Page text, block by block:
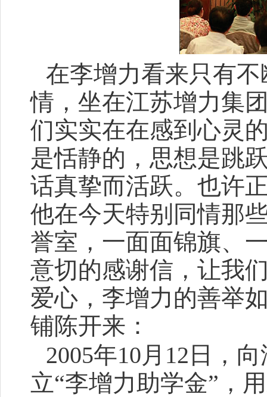
在李增力看来只有
情，坐在江苏增力集
们实实在在感到心灵
是恬静的，思想是跳
话真挚而活跃。也许
他在今天特别同情那
誉室，一面面锦旗、
意切的感谢信，让我
爱心，李增力的善举
铺陈开来：
2005年10月12日，
立“李增力助学金”，